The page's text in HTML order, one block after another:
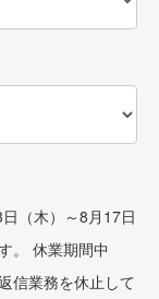
（木）～8月17日
。 休業期間中
信業務を休止して